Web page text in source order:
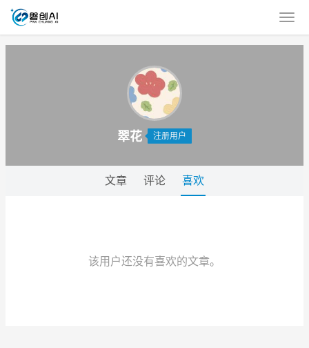
翠花 注册用户
文章 评论 喜欢
该用户还没有喜欢的文章。